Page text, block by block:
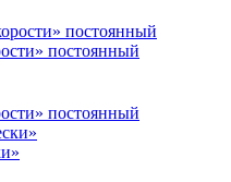
постоянный
постоянный